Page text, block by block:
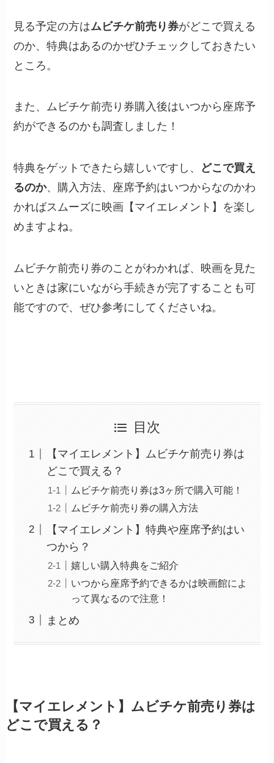
見る予定の方はムビチケ前売り券がどこで買える
のか、特典はあるのかぜひチェックしておきたい
ところ。
また、ムビチケ前売り券購入後はいつから座席予
約ができるのかも調査しました！
特典をゲットできたら嬉しいですし、
どこで買え
るのか、購入方法、座席予約はいつからなのかわ
かればスムーズに映画【マイエレメント】を楽し
めますよね。
ムビチケ前売り券のことがわかれば、映画を見た
いときは家にいながら手続きが完了することも可
能ですので、ぜひ参考にしてくださいね。
目次
【マイエレメント】ムビチケ前売り券は
どこで買える？
ムビチケ前売り券は3ヶ所で購入可能！
ムビチケ前売り券の購入方法
【マイエレメント】特典や座席予約はい
つから？
嬉しい購入特典をご紹介
いつから座席予約できるかは映画館によ
って異なるので注意！
まとめ
【マイエレメント】ムビチケ前売り券は
どこで買える？